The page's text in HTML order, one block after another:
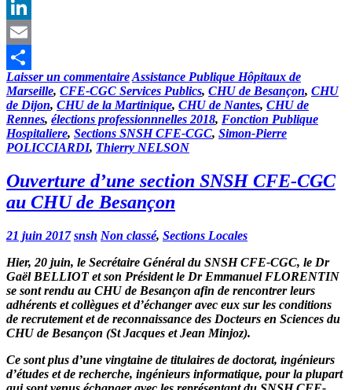
Facebook
LinkedIn
Email
Partager
Laisser un commentaireAssistance Publique Hôpitaux de
Marseille, CFE-CGC Services Publics, CHU de Besançon, CHU
de Dijon, CHU de la Martinique, CHU de Nantes, CHU de
Rennes, élections professionnnelles 2018, Fonction Publique
Hospitaliere, Sections SNSH CFE-CGC, Simon-Pierre
POLICCIARDI, Thierry NELSON
Ouverture d’une section SNSH CFE-CGC
au CHU de Besançon
21 juin 2017 snsh Non classé, Sections Locales
Hier, 20 juin, le Secrétaire Généraldu SNSH CFE-CGC, le Dr
Gaël BELLIOTet son Présidentle Dr Emmanuel FLORENTIN
se sont rendu au CHU de Besançon afin de rencontrer leurs
adhérents et collègues et d’échanger avec eux sur les conditions
de recrutement et de reconnaissance des Docteurs en Sciences du
CHU de Besançon (St Jacques et Jean Minjoz).
Ce sont plus d’une vingtaine de titulaires de doctorat, ingénieurs
d’études et de recherche, ingénieurs informatique, pour la plupart